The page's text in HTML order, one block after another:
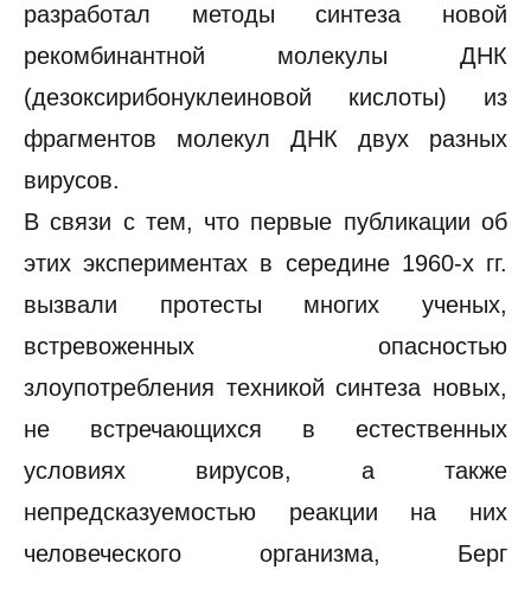
разработал методы синтеза новой
рекомбинантной молекулы ДНК
(дезоксирибонуклеиновой кислоты) из
фрагментов молекул ДНК двух разных
вирусов.
В связи с тем, что первые публикации об
этих экспериментах в середине 1960-х гг.
вызвали протесты многих ученых,
встревоженных опасностью
злоупотребления техникой синтеза новых,
не встречающихся в естественных
условиях вирусов, а также
непредсказуемостью реакции на них
человеческого организма, Берг